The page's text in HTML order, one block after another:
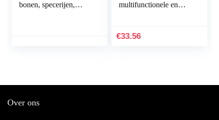
bonen, specerijen,
multifunctionele en
messen, geluidsarme
€33.56
Over ons